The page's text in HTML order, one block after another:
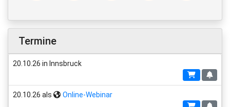
Termine
20.10.26 in Innsbruck
20.10.26 als Online-Webinar